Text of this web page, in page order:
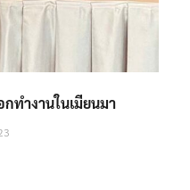
ทำงานในเมียนมา